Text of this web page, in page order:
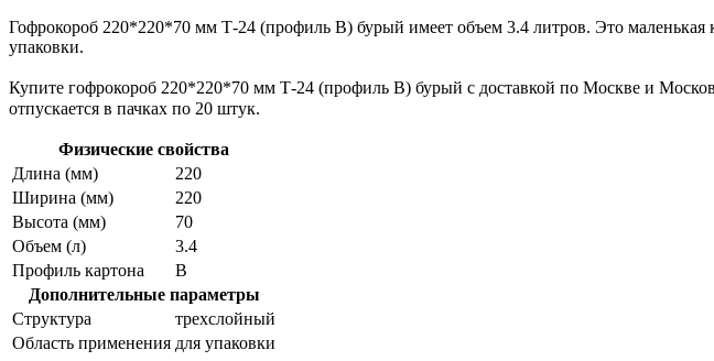
Гофрокороб 220*220*70 мм Т-24 (профиль B) бурый имеет объем 3.4 литров. Это
упаковки.
Купите гофрокороб 220*220*70 мм Т-24 (профиль B) бурый с доставкой по Москве и
отпускается в пачках по 20 штук.
Физические свойства
Длина (мм)
220
Ширина (мм)
220
Высота (мм)
70
Объем (л)
3.4
Профиль картона
В
Дополнительные параметры
Структура
трехслойный
Область применения для упаковки